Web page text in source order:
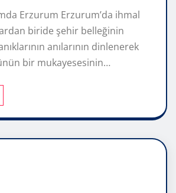
Erzurum Erzurum’da ihmal
biride şehir belleğinin
anılarının dinlenerek
bir mukayesesinin…